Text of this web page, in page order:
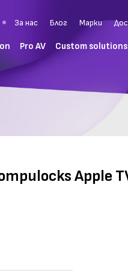
За нас Блог Марки
Pro AV Custom solutions
Apple